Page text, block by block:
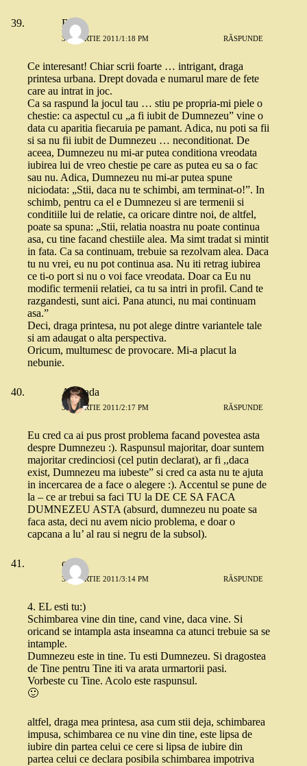
Rina
30 MARTIE 2011/1:18 PM RĂSPUNDE
Ce interesant! Chiar scrii foarte … intrigant, draga
printesa urbana. Drept dovada e numarul mare de fete
care au intrat in joc.
Ca sa raspund la jocul tau … stiu pe propria-mi piele o
chestie: ca aspectul cu „a fi iubit de Dumnezeu” vine o
data cu aparitia fiecaruia pe pamant. Adica, nu poti sa fii
si sa nu fii iubit de Dumnezeu … neconditionat. De
aceea, Dumnezeu nu mi-ar putea conditiona vreodata
iubirea lui de vreo chestie pe care as putea eu sa o fac
sau nu. Adica, Dumnezeu nu mi-ar putea spune
niciodata: „Stii, daca nu te schimbi, am terminat-o!”. In
schimb, pentru ca el e Dumnezeu si are termenii si
conditiile lui de relatie, ca oricare dintre noi, de altfel,
poate sa spuna: „Stii, relatia noastra nu poate continua
asa, cu tine facand chestiile alea. Ma simt tradat si mintit
in fata. Ca sa continuam, trebuie sa rezolvam alea. Daca
tu nu vrei, eu nu pot continua asa. Nu iti retrag iubirea
ce ti-o port si nu o voi face vreodata. Doar ca Eu nu
modific termenii relatiei, ca tu sa intri in profil. Cand te
razgandesti, sunt aici. Pana atunci, nu mai continuam
asa.”
Deci, draga printesa, nu pot alege dintre variantele tale
si am adaugat o alta perspectiva.
Oricum, multumesc de provocare. Mi-a placut la
nebunie.
Andrada
30 MARTIE 2011/2:17 PM RĂSPUNDE
Eu cred ca ai pus prost problema facand povestea asta
despre Dumnezeu :). Raspunsul majoritar, doar suntem
majoritar credinciosi (cel putin declarat), ar fi ,,daca
exist, Dumnezeu ma iubeste” si cred ca asta nu te ajuta
in incercarea de a face o alegere :). Accentul se pune de
la – ce ar trebui sa faci TU la DE CE SA FACA
DUMNEZEU ASTA (absurd, dumnezeu nu poate sa
faca asta, deci nu avem nicio problema, e doar o
capcana a lu’ al rau si negru de la subsol).
oana
30 MARTIE 2011/3:14 PM RĂSPUNDE
4. EL esti tu:)
Schimbarea vine din tine, cand vine, daca vine. Si
oricand se intampla asta inseamna ca atunci trebuie sa se
intample.
Dumnezeu este in tine. Tu esti Dumnezeu. Si dragostea
de Tine pentru Tine iti va arata urmartorii pasi.
Vorbeste cu Tine. Acolo este raspunsul.
🙂
altfel, draga mea printesa, asa cum stii deja, schimbarea
impusa, schimbarea ce nu vine din tine, este lipsa de
iubire din partea celui ce cere si lipsa de iubire din
partea celui ce declara posibila schimbarea impotriva